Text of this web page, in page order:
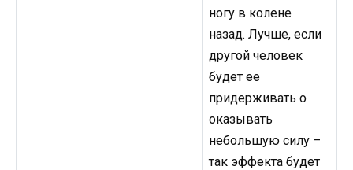
ногу в колене
назад. Лучше, если
другой человек
будет ее
придерживать о
оказывать
небольшую силу –
так эффекта будет